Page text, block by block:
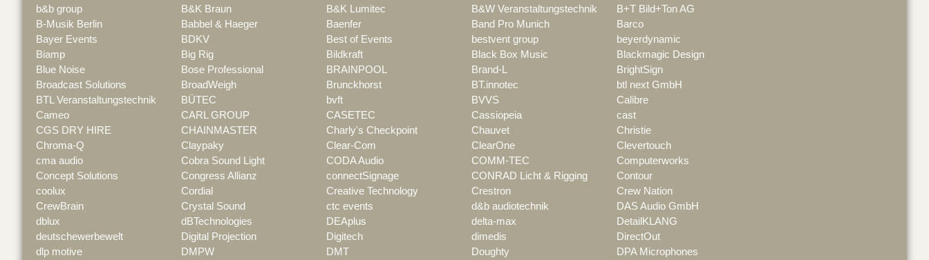
b&b group
B&K Braun B&K Lumitec B&W Veranstaltungstechnik
B+T Bild+Ton AG
B-Musik Berlin
Babbel & Haeger Baenfer Band Pro Munich
Barco
Bayer Events
BDKV Best of Events bestvent group
beyerdynamic
Biamp
Big Rig Bildkraft Black Box Music
Blackmagic Design
Blue Noise
Bose Professional BRAINPOOL Brand-L
BrightSign
Broadcast Solutions
BroadWeigh Brunckhorst BT.innotec
btl next GmbH
BTL Veranstaltungstechnik
BÜTEC bvft BVVS
Calibre
Cameo
CARL GROUP CASETEC Cassiopeia
cast
CGS DRY HIRE
CHAINMASTER Charly's Checkpoint Chauvet
Christie
Chroma-Q
Claypaky Clear-Com ClearOne
Clevertouch
cma audio
Cobra Sound Light CODA Audio COMM-TEC
Computerworks
Concept Solutions
Congress Allianz connectSignage CONRAD Licht & Rigging
Contour
coolux
Cordial Creative Technology Crestron
Crew Nation
CrewBrain
Crystal Sound ctc events d&b audiotechnik
DAS Audio GmbH
dblux
dBTechnologies DEAplus delta-max
DetailKLANG
deutschewerbewelt
Digital Projection Digitech dimedis
DirectOut
dlp motive
DMPW DMT Doughty
DPA Microphones